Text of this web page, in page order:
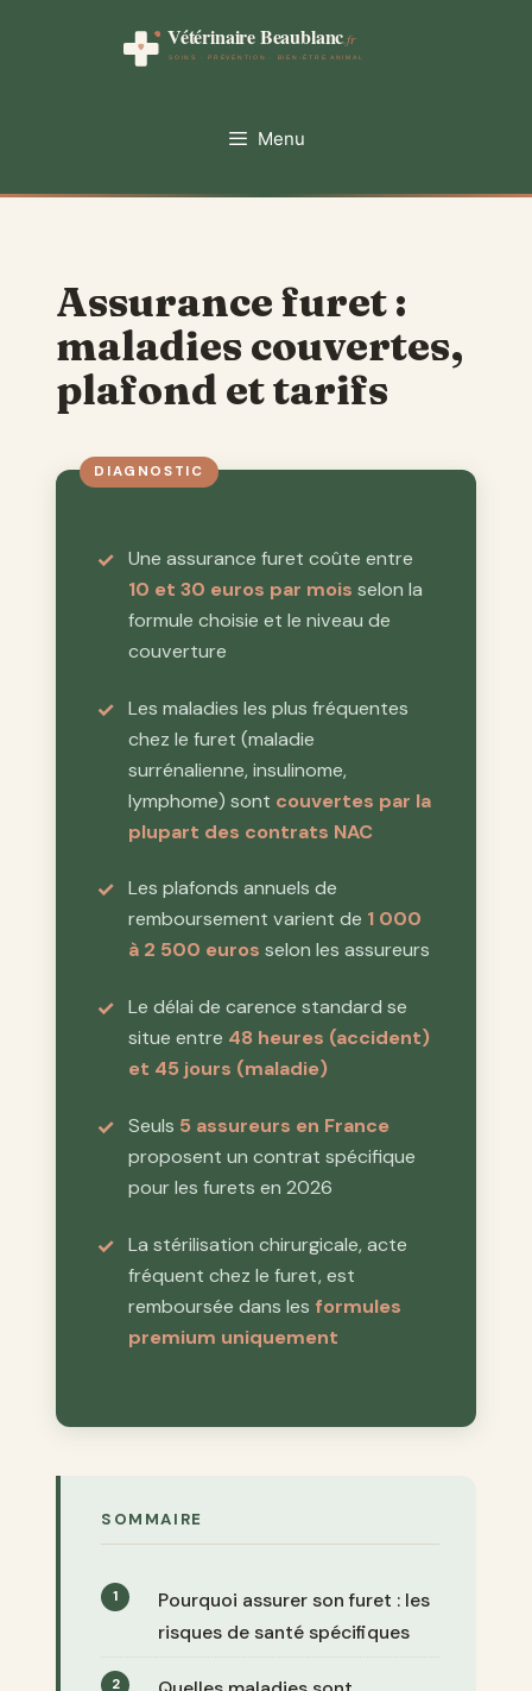
Menu
Assurance furet :
maladies couvertes,
plafond et tarifs
Une assurance furet coûte entre
10 et 30 euros par mois selon la
formule choisie et le niveau de
couverture
Les maladies les plus fréquentes
chez le furet (maladie
surrénalienne, insulinome,
lymphome) sont couvertes par la
plupart des contrats NAC
Les plafonds annuels de
remboursement varient de 1 000
à 2 500 euros selon les assureurs
Le délai de carence standard se
situe entre 48 heures (accident)
et 45 jours (maladie)
Seuls 5 assureurs en France
proposent un contrat spécifique
pour les furets en 2026
La stérilisation chirurgicale, acte
fréquent chez le furet, est
remboursée dans les formules
premium uniquement
SOMMAIRE
Pourquoi assurer son furet : les
risques de santé spécifiques